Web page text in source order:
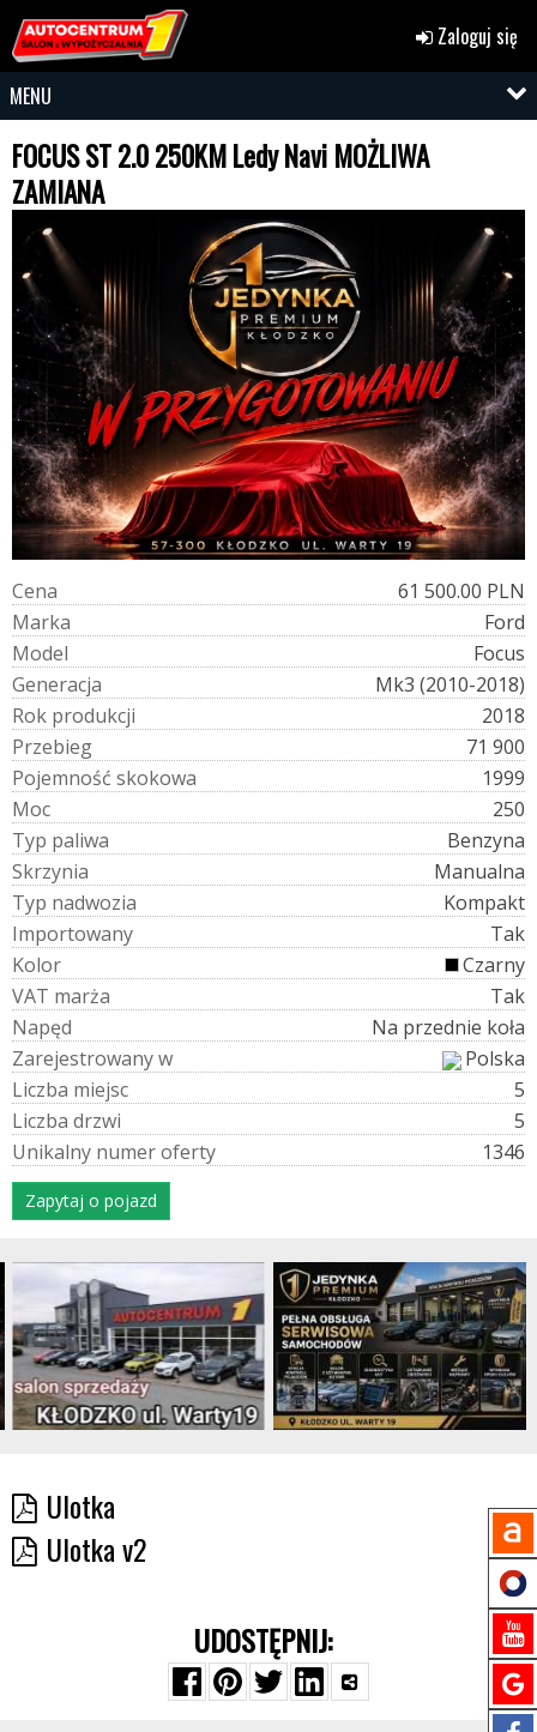
Zaloguj się
MENU
FOCUS ST 2.0 250KM Ledy Navi MOŻLIWA
ZAMIANA
Cena
61 500.00 PLN
Marka
Ford
Model
Focus
Generacja
Mk3 (2010-2018)
Rok produkcji
2018
Przebieg
71 900
Pojemność skokowa
1999
Moc
250
Typ paliwa
Benzyna
Skrzynia
Manualna
Typ nadwozia
Kompakt
Importowany
Tak
Kolor
Czarny
VAT marża
Tak
Napęd
Na przednie koła
Zarejestrowanyw
Polska
Liczba miejsc
5
Liczba drzwi
5
Unikalny numeroferty 1346
Zapytaj o pojazd
Ulotka
Ulotka v2
UDOSTĘPNIJ: